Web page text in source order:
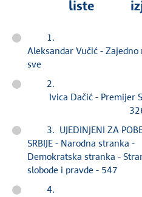
liste
Aleksandar Vučić - Zajedno
sve
Ivica Dačić -
3. UJEDINjENI ZA
SRBIJE - Narodna stranka -
Demokratska stranka -
slobode i pravde - 547